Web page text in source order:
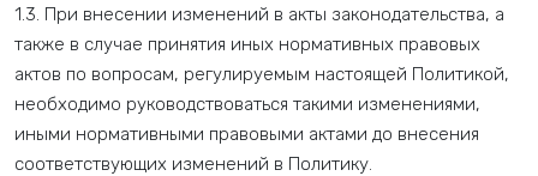
1.3. При внесении изменений в акты законодательства, а
также в случае принятия иных нормативных правовых
актов по вопросам, регулируемым настоящей Политикой,
необходимо руководствоваться такими изменениями,
иными нормативными правовыми актами до внесения
соответствующих изменений в Политику.